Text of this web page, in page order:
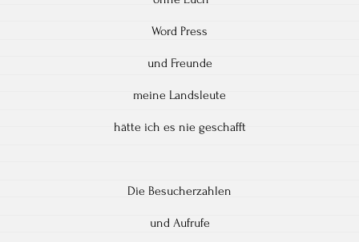
Word Press
und Freunde
meine Landsleute
hätte ich es nie geschafft
Die Besucherzahlen
und Aufrufe